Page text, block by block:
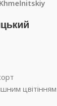
цвітінням